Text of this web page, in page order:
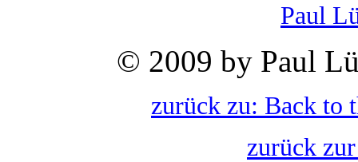
Paul
© 2009 by Paul
zurück zu: Back to
zurück